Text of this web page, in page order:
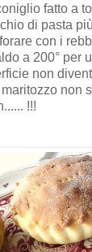
fatto a
di pasta
con i
a 200° per
non
non
!!!